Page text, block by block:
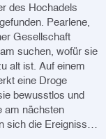
des Hochadels
Pearlene,
Gesellschaft
suchen, wofür sie
alt ist. Auf einem
eine Droge
bewusstlos und
am nächsten
die Ereignisse